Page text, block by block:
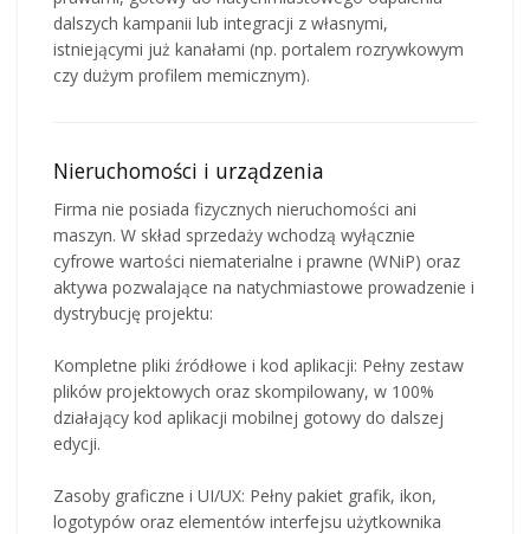
dalszych kampanii lub integracji z własnymi,
istniejącymi już kanałami (np. portalem rozrywkowym
czy dużym profilem memicznym).
Nieruchomości i urządzenia
Firma nie posiada fizycznych nieruchomości ani
maszyn. W skład sprzedaży wchodzą wyłącznie
cyfrowe wartości niematerialne i prawne (WNiP) oraz
aktywa pozwalające na natychmiastowe prowadzenie i
dystrybucję projektu:
Kompletne pliki źródłowe i kod aplikacji: Pełny zestaw
plików projektowych oraz skompilowany, w 100%
działający kod aplikacji mobilnej gotowy do dalszej
edycji.
Zasoby graficzne i UI/UX: Pełny pakiet grafik, ikon,
logotypów oraz elementów interfejsu użytkownika